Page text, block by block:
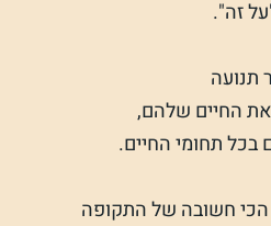
זה".
תנועה
החיים שלהם,
תחומי החיים.
הכי חשובה של התקופה